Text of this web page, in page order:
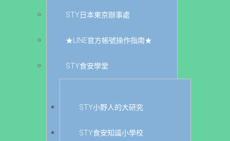
STY日本東京辦事處
★LINE官方帳號操作指南★
STY食安學堂
STY小野人的大研究
STY食安知識小學校